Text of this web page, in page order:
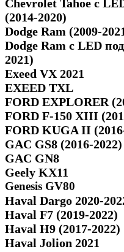
Chevrolet Tahoe с
(2014-2020)
Dodge Ram (2009-
Dodge Ram c LED
2021)
Exeed VX 2021
EXEED TXL
FORD EXPLORER
FORD F-150 XIII
FORD KUGA II
GAC GS8 (2016-2022)
GAC GN8
Geely KX11
Genesis GV80
Haval Dargo 2020-
Haval F7 (2019-2022)
Haval H9 (2017-2022)
Haval Jolion 2021